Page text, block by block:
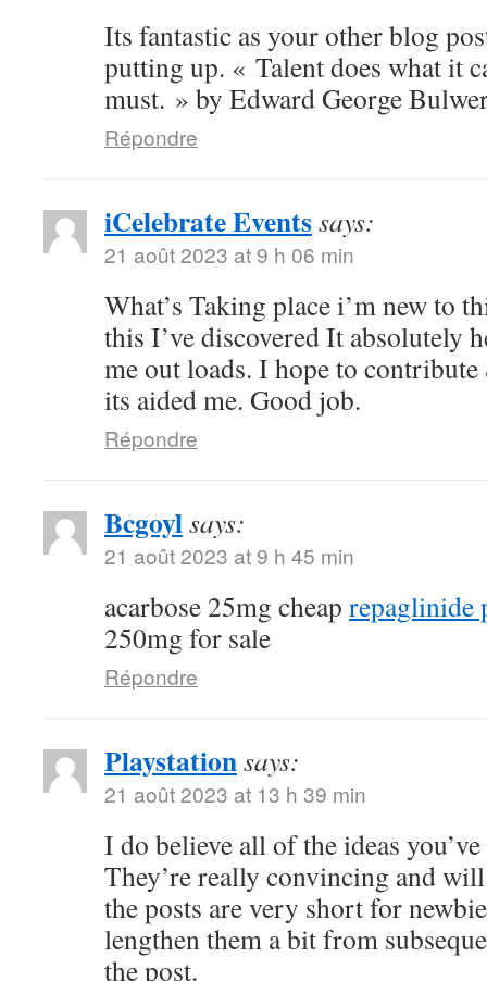
Its fantastic as your other blog
putting up. « Talent does what it
must. » by Edward George
Répondre
iCelebrate Eventssays:
21 août 2023 at 9 h 06 min
What’s Taking place i’m new to
this I’ve discovered It absolutely
me out loads. I hope to
its aided me. Good job.
Répondre
Bcgoylsays:
21 août 2023 at 9 h 45 min
acarbose 25mg cheap repaglinide
250mg for sale
Répondre
Playstationsays:
21 août 2023 at 13 h 39 min
I do believe all of the ideas
They’re really convincing and
the posts are very short for
lengthen them a bit from
the post.